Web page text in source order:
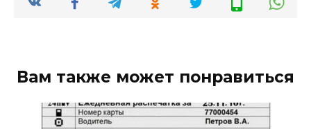
Вам также может понравиться